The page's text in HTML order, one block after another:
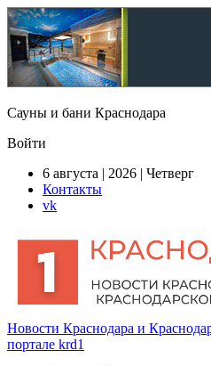
Сауны и бани Краснодара
Войти
6 августа | 2026 | Четверг
Контакты
vk
Новости Краснодара и
портале krd1